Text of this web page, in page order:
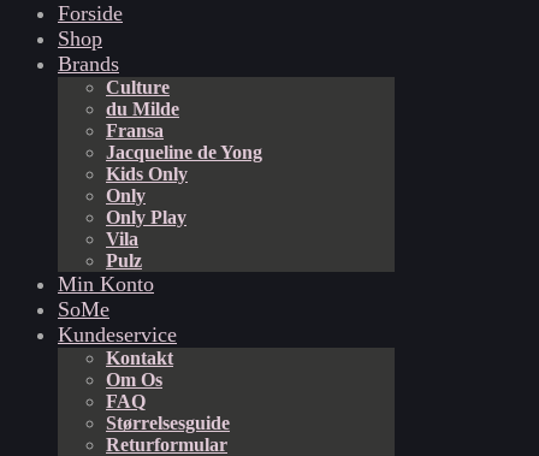
Forside
Shop
Brands
Culture
du Milde
Fransa
Jacqueline de Yong
Kids Only
Only
Only Play
Vila
Pulz
Min Konto
SoMe
Kundeservice
Kontakt
Om Os
FAQ
Størrelsesguide
Returformular